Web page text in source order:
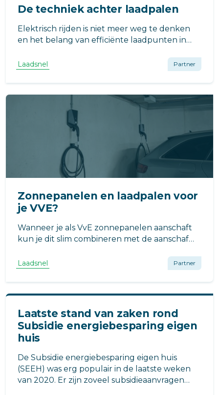
De techniek achter laadpalen
Elektrisch rijden is niet meer weg te denken
en het belang van efficiënte laadpunten in
laadpunten moeten niet alleen
gebruiksvriendelijk zijn, maar ook veilig,
kostenefficiënt, toekomstgericht en het liefst
ook op
Laadsnel Partner
Zonnepanelen en laadpalen voor
je VVE?
Wanneer je als VvE zonnepanelen aanschaft
kun je dit slim combineren met de aanschaf
opgewekte energie veel efficiënter, bespaar je
flink op de energiekosten en ben je klaar voor
de toekomst. We leggen het uit.
Laadsnel Partner
Laatste stand van zaken rond
Subsidie energiebesparing eigen
huis
De Subsidie energiebesparing eigen huis
(SEEH) was erg populair in de laatste weken
van 2020. Er zijn zoveel subsidieaanvragen